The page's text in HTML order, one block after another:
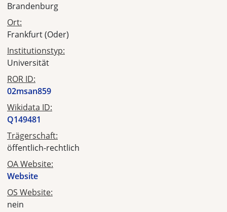
Brandenburg
Ort:
Frankfurt (Oder)
Institutionstyp:
Universität
ROR ID:
02msan859
Wikidata ID:
Q149481
Trägerschaft:
öffentlich-rechtlich
OA Website:
Website
OS Website:
nein